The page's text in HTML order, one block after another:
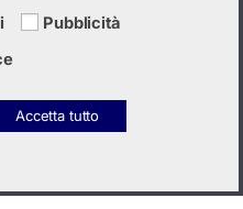
preventivo?
6326
Pubblicità
Accetta tutto